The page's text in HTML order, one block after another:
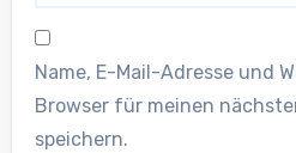
Name, E-Mail-Adresse und
Browser für meinen
speichern.